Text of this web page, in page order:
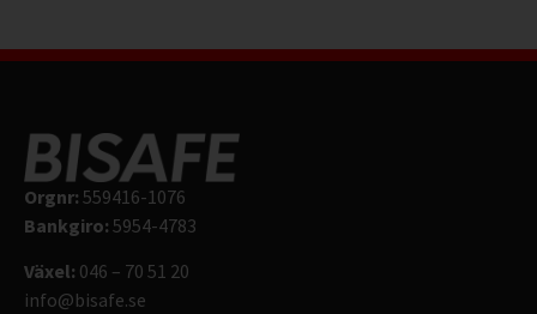
Orgnr: 559416-1076
Bankgiro: 5954-4783
Växel: 046 – 70 51 20
info@bisafe.se